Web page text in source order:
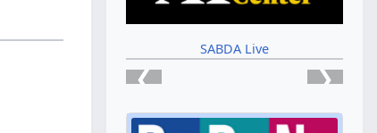
SABDA Live
❮ ❯